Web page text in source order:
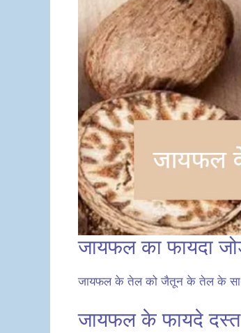
जायफल का फायदा
जायफल के तेल को जैतून के तेल के साथ
जायफल के फायदे दस्त